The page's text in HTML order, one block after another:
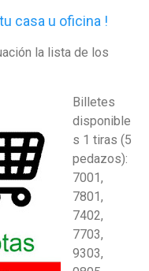
casa u oficina !
la lista de los
Billetes
disponible
s 1 tiras (5
pedazos):
7001,
7801,
7402,
7703,
9303,